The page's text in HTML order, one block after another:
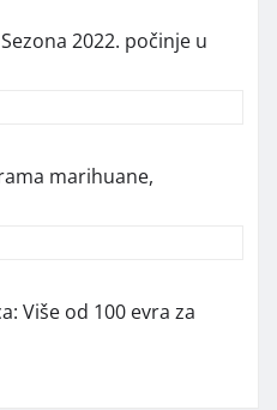
2022. počinje u
marihuane,
Više od 100 evra za